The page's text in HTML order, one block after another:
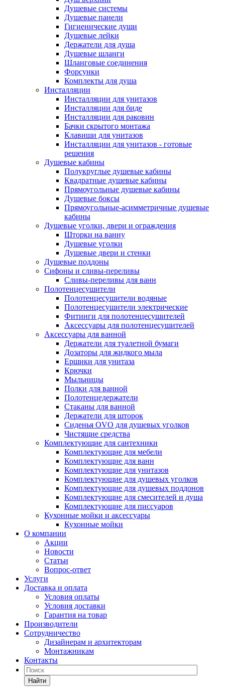
Душевые системы
Душевые панели
Гигиенические души
Душевые лейки
Держатели для душа
Душевые шланги
Шланговые соединения
Форсунки
Комплекты для душа
Инсталляции
Инсталляции для унитазов
Инсталляции для биде
Инсталляции для раковин
Бачки скрытого монтажа
Клавиши для унитазов
Инсталляции для унитазов - готовые
решения
Душевые кабины
Полукруглые душевые кабины
Квадратные душевые кабины
Прямоугольные душевые кабины
Душевые боксы
Прямоугольные-асимметричные душевые
кабины
Душевые уголки, двери и ограждения
Шторки на ванну
Душевые уголки
Душевые двери и стенки
Душевые поддоны
Сифоны и сливы-переливы
Сливы-переливы для ванн
Полотенцесушители
Полотенцесушители водяные
Полотенцесушители электрические
Фитинги для полотенцесушителей
Аксессуары для полотенцесушителей
Аксессуары для ванной
Держатели для туалетной бумаги
Дозаторы для жидкого мыла
Ершики для унитаза
Крючки
Мыльницы
Полки для ванной
Полотенцедержатели
Стаканы для ванной
Держатели для шторок
Сиденья OVO для душевых уголков
Чистящие средства
Комплектующие для сантехники
Комплектующие для мебели
Комплектующие для ванн
Комплектующие для унитазов
Комплектующие для душевых уголков
Комплектующие для душевых поддонов
Комплектующие для смесителей и душа
Комплектующие для писсуаров
Кухонные мойки и аксессуары
Кухонные мойки
О компании
Акции
Новости
Статьи
Вопрос-ответ
Услуги
Доставка и оплата
Условия оплаты
Условия доставки
Гарантия на товар
Производители
Сотрудничество
Дизайнерам и архитекторам
Монтажникам
Контакты
Найти